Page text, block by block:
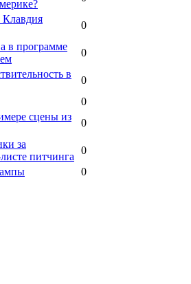
Клавдия
0
в программе
0
в
0
0
сцены из
0
за
питчинга
0
0